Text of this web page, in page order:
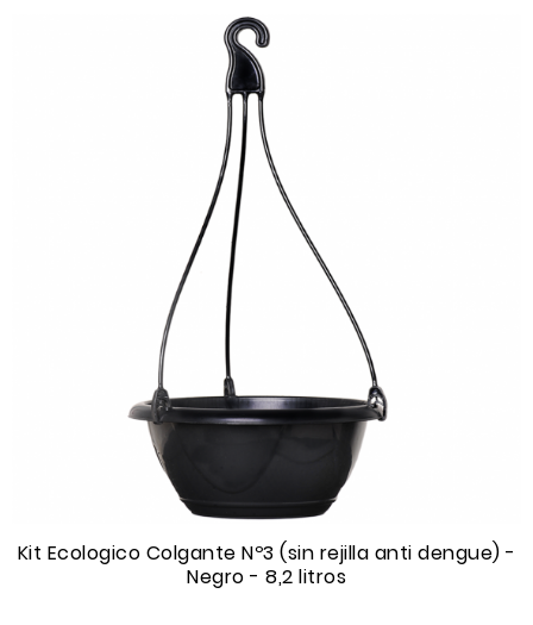
Kit Ecologico Colgante Nº3 (sin rejilla anti dengue) -
Negro - 8,2 litros